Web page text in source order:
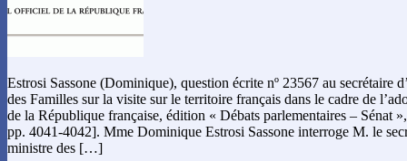
Estrosi Sassone (Dominique), question écrite nº 23567 au secrétaire
des Familles sur la visite sur le territoire français dans le cadre de
de la République française, édition « Débats parlementaires – Sénat
pp. 4041-4042]. Mme Dominique Estrosi Sassone interroge M. le
ministre des […]